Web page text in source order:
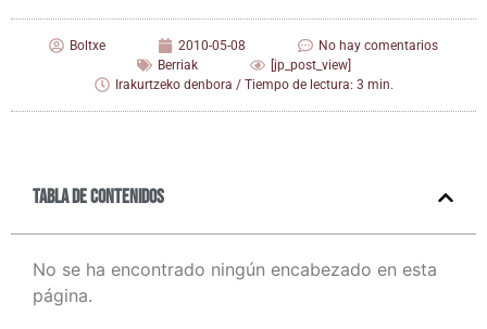
Boltxe 2010-05-08
No hay comentarios
Berriak
[jp_post_view]
Irakurtzeko denbora / Tiempo de lectura: 3 min.
Tabla de contenidos
No se ha encontrado ningún encabezado en esta
página.